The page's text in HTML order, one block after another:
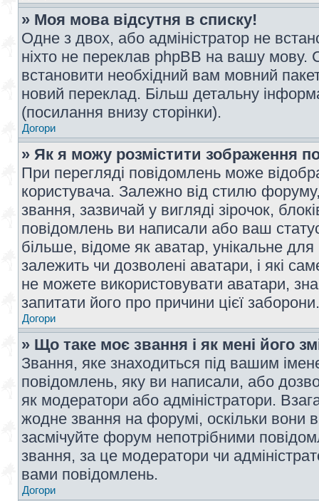
» Моя мова відсутня в списку!
Одне з двох, або адміністратор не
ніхто не переклав phpBB на вашу мову.
встановити необхідний вам мовний
новий переклад. Більш детальну
(посилання внизу сторінки).
Догори
» Як я можу розмістити зображення
При перегляді повідомлень може
користувача. Залежно від стилю
звання, зазвичай у вигляді зірочок,
повідомлень ви написали або ваш
більше, відоме як аватар, унікальне
залежить чи дозволені аватари, і які
не можете використовувати аватари,
запитати його про причини цієї заборони.
Догори
» Що таке моє звання і як мені його
Звання, яке знаходиться під вашим
повідомлень, яку ви написали, або
як модератори або адміністратори.
жодне звання на форумі, оскільки вони
засмічуйте форум непотрібними
звання, за це модератори чи
вами повідомлень.
Догори